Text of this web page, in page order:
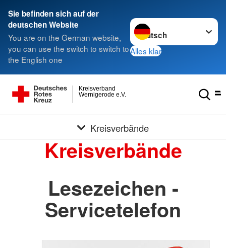
Sie befinden sich auf der
deutschen Website
You are on the German website,
you can use the switch to switch to
the English one
Sprache wechseln zu
Alles klar
Wernigerode e.V.
Kreisverband
Kreisverbände
Kreisverbände
Lesezeichen -
Servicetelefon